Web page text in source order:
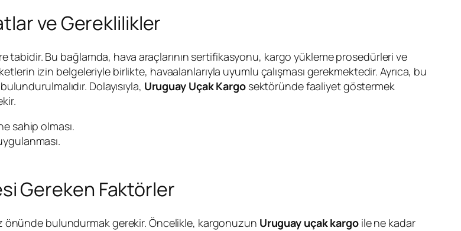
ve Gereklilikler
tabidir. Bu bağlamda, hava araçlarının sertifikasyonu, kargo yükleme prosedürleri ve
izin belgeleriyle birlikte, havaalanlarıyla uyumlu çalışması gerekmektedir. Ayrıca, bu
Dolayısıyla, Uruguay Uçak Kargosektöründe faaliyet göstermek
sahip olması.
Gereken Faktörler
bulundurmak gerekir. Öncelikle, kargonuzun Uruguay uçak kargoile ne kadar